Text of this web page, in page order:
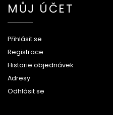
MŮJ ÚČET
Přihlásit se
Registrace
Historie objednávek
Adresy
Odhlásit se